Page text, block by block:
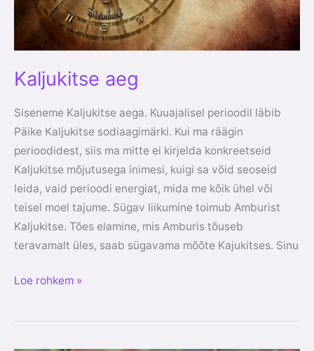
Kaljukitse aeg
Siseneme Kaljukitse aega. Kuuajalisel perioodil läbib
Päike Kaljukitse sodiaagimärki. Kui ma räägin
perioodidest, siis ma mitte ei kirjelda konkreetseid
Kaljukitse mõjutusega inimesi, kuigi sa võid seoseid
leida, vaid perioodi energiat, mida me kõik ühel või
teisel moel tajume. Sügav liikumine toimub Amburist
Kaljukitse. Tões elamine, mis Amburis tõuseb
teravamalt üles, saab sügavama mõõte Kajukitses. Sinu
Loe rohkem »